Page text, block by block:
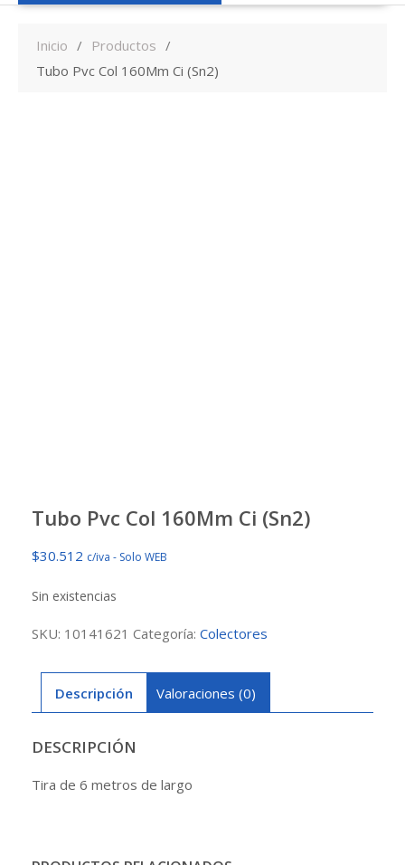
Inicio
Productos
Tubo Pvc Col 160Mm Ci (Sn2)
Tubo Pvc Col 160Mm Ci (Sn2)
$30.512 c/iva - Solo WEB
Sin existencias
SKU: 10141621 Categoría: Colectores
Descripción Valoraciones (0)
DESCRIPCIÓN
Tira de 6 metros de largo